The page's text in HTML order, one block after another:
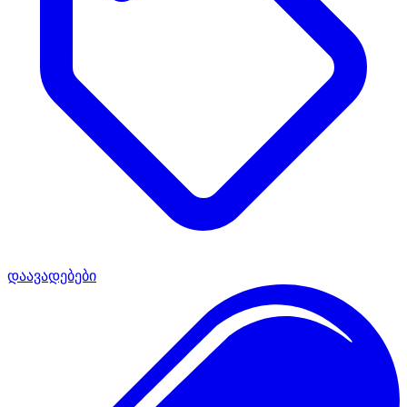
დაავადებები